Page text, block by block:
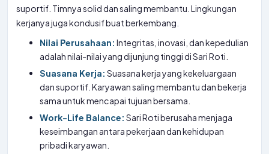
suportif. Timnya solid dan saling membantu. Lingkungan
kerjanya juga kondusif buat berkembang.
Nilai Perusahaan: Integritas, inovasi, dan kepedulian
adalah nilai-nilai yang dijunjung tinggi di Sari Roti.
Suasana Kerja: Suasana kerja yang kekeluargaan
dan suportif. Karyawan saling membantu dan bekerja
sama untuk mencapai tujuan bersama.
Work-Life Balance: Sari Roti berusaha menjaga
keseimbangan antara pekerjaan dan kehidupan
pribadi karyawan.